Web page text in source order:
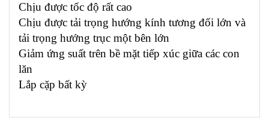
Chịu được tốc độ rất cao
Chịu được tải trọng hướng kính tương đối lớn và
tải trọng hướng trục một bên lớn
Giảm ứng suất trên bề mặt tiếp xúc giữa các con
lăn
Lắp cặp bất kỳ